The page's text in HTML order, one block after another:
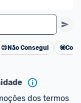
Cancelar
😢 Não Consegui 🤩
dos termos